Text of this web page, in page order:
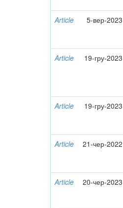
Article
5-вер-2023
Article 19-гру-2023
Article
19-гру-2023
Article
21-чер-2022
Article 20-чер-2023